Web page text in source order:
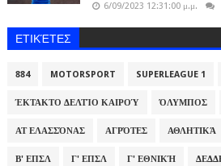
6/09/2023 12:31:00 μ.μ.
ΕΤΙΚΈΤΕΣ
884 MOTORSPORT SUPERLEAGUE 1
ΈΚΤΑΚΤΟ ΔΕΛΤΊΟ ΚΑΙΡΟΎ ΌΛΥΜΠΟΣ
ΑΤ ΕΛΑΣΣΌΝΑΣ ΑΓΡΌΤΕΣ ΑΘΛΗΤΙΚΆ
Β' ΕΠΣΛ Γ' ΕΠΣΛ Γ' ΕΘΝΙΚΉ